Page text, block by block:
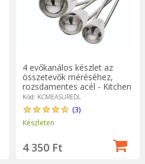
4 evőkanálos készlet az
összetevők méréséhez,
rozsdamentes acél - Kitchen
Craft
Kód: KCMEASUREDL
(3)
Készleten
4 350 Ft